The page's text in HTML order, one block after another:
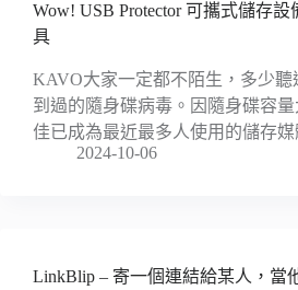
Wow! USB Protector 可攜式儲存
具
KAVO大家一定都不陌生，多少聽
到過的隨身碟病毒。因隨身碟容
佳已成為最近最多人使用的儲存
2024-10-06
LinkBlip – 寄一個連結給某人，當